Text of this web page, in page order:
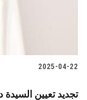
2025-04-22
تجديد تعيين السيدة